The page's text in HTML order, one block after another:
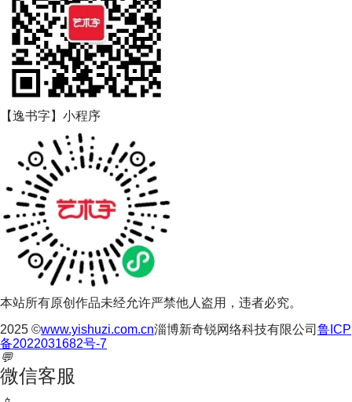
【逸书字】小程序
本站所有原创作品未经允许严禁他人盗用，违者必究。
2025 ©www.yishuzi.com.cn淄博新奇锐网络科技有限公司 鲁ICP
备2022031682号-7
💬
微信客服